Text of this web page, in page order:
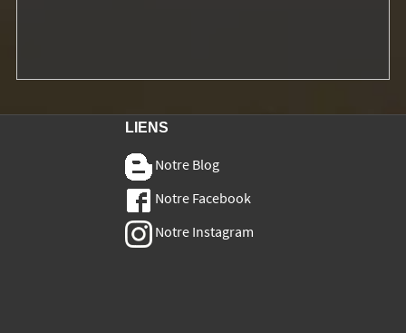
LIENS
Notre Blog
Notre Facebook
Notre Instagram